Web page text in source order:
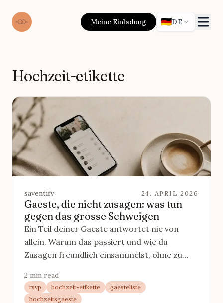
Meine Einladung 🇩🇪DE
Hochzeit-etikette
saventify 24. APRIL 2026
Gaeste, die nicht zusagen: was tun
gegen das grosse Schweigen
Ein Teil deiner Gaeste antwortet nie von
allein. Warum das passiert und wie du
Zusagen freundlich einsammelst, ohne zu
2 min read
rsvp hochzeit-etikette
gaesteliste
hochzeitsgaeste